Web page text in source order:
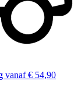
vanaf € 54,90